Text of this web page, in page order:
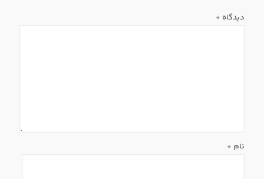
دیدگاه *
نام *